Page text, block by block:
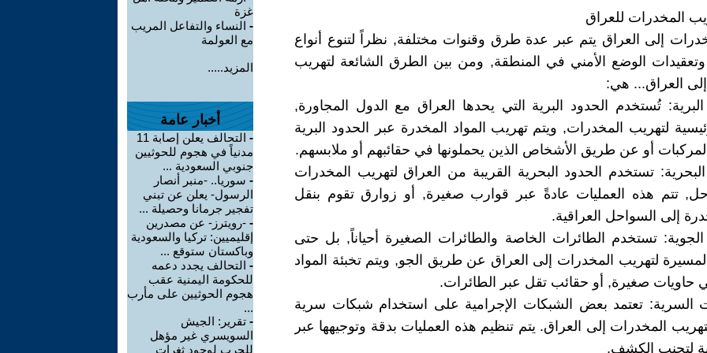
المخدرات للعراق
إلى العراق يتم عبر عدة طرق وقنوات مختلفة, نظراً لتنوع أنواع
الوضع الأمني في المنطقة, ومن بين الطرق الشائعة لتهريب
العراق... هي:
البرية: تُستخدم الحدود البرية التي يحدها العراق مع الدول المجاورة,
لتهريب المخدرات, ويتم تهريب المواد المخدرة عبر الحدود البرية
أو عن طريق الأشخاص الذين يحملونها في حقائبهم أو ملابسهم.
البحرية: تستخدم الحدود البحرية القريبة من العراق لتهريب المخدرات
تتم هذه العمليات عادةً عبر قوارب صغيرة, أو زوارق تقوم بنقل
إلى السواحل العراقية.
تستخدم الطائرات الخاصة والطائرات الصغيرة أحياناً, بل حتى
لتهريب المخدرات إلى العراق عن طريق الجو, ويتم تخبئة المواد
حاويات صغيرة, أو حقائب تقل عبر الطائرات.
السرية: تعتمد بعض الشبكات الإجرامية على استخدام شبكات سرية
المخدرات إلى العراق. يتم تنظيم هذه العمليات بدقة وتوجيهها عبر
لتجنب الكشف.
غزة
- النساء والتفاعل المريب
مع العولمة
المزيد.....
أخبار عامة
-
التحالف يعلن إصابة 11
مدنياً في هجوم للحوثيين
جنوبي السعودية ...
- سوريا.. -منبر أنصار
الرسول- يعلن عن تبني
تفجير جرمانا وحصيلة ...
- -رويترز- عن مصدرين
إقليميين: تركيا والسعودية
وباكستان ستوقع ...
- التحالف يجدد دعمه
للحكومة اليمنية عقب
هجوم الحوثيين على مأرب
...
- تقرير: الجيش
السويسري غير مؤهل
للحرب لوجود ثغرات